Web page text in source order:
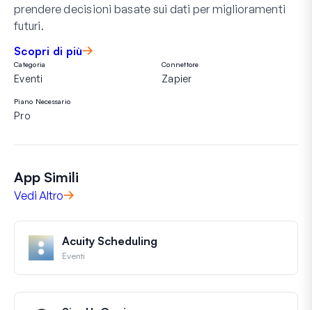
prendere decisioni basate sui dati per miglioramenti
futuri.
Scopri di più
Categoria
Eventi
Connettore
Zapier
Piano Necessario
Pro
App Simili
Vedi Altro
Acuity Scheduling
Eventi